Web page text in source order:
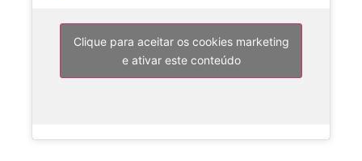
Clique para aceitar os cookies marketing
e ativar este conteúdo